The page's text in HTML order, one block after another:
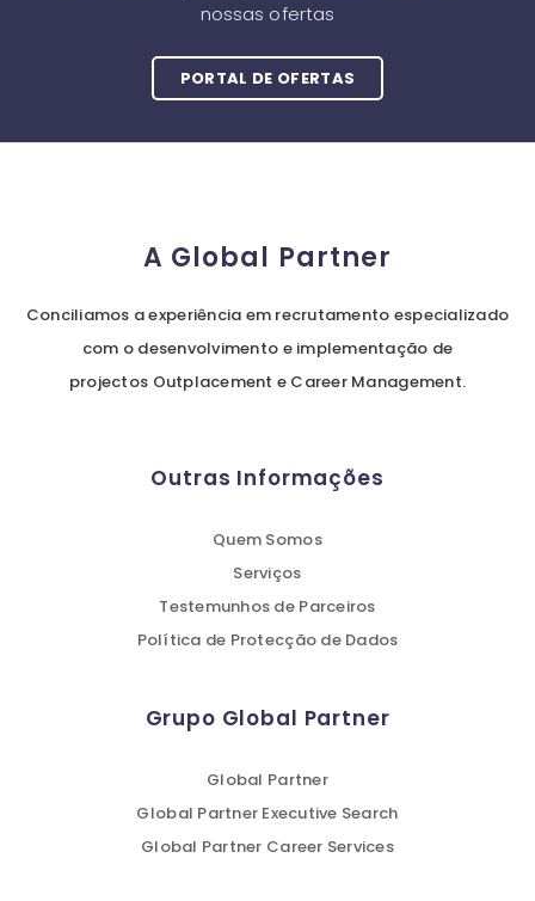
nossas ofertas
PORTAL DE OFERTAS
A Global Partner
Conciliamos a experiência em recrutamento especializado
com o desenvolvimento e implementação de
projectos Outplacement e Career Management.
Outras Informações
Quem Somos
Serviços
Testemunhos de Parceiros
Política de Protecção de Dados
Grupo Global Partner
Global Partner
Global Partner Executive Search
Global Partner Career Services